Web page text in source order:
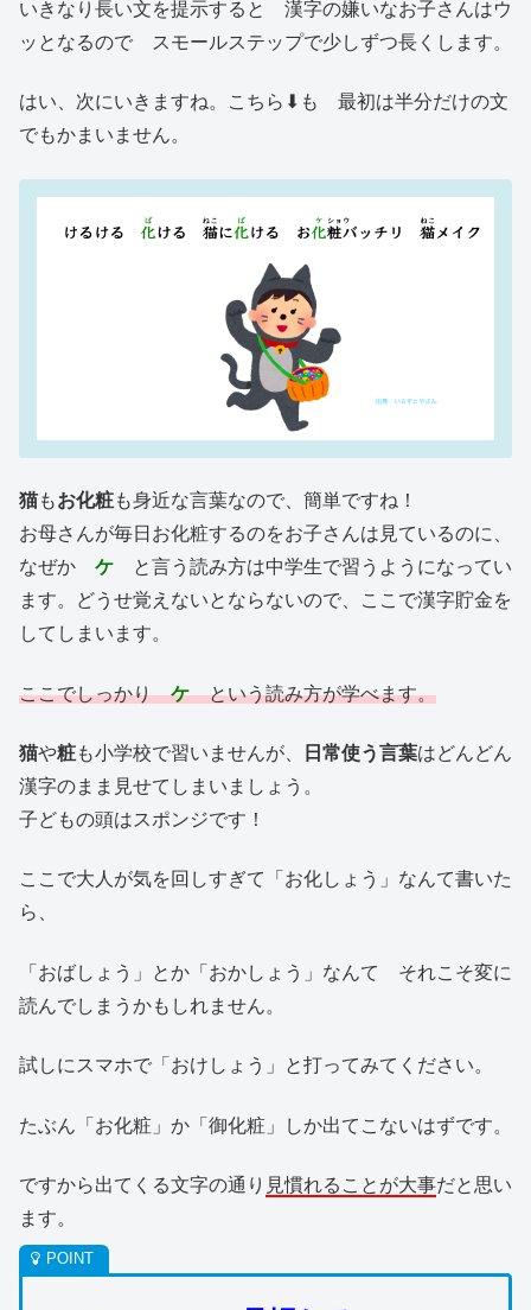
いきなり長い文を提示すると 漢字の嫌いなお子さんはウ
ッとなるので スモールステップで少しずつ長くします。
はい、次にいきますね。こちら⬇︎も 最初は半分だけの文
でもかまいません。
猫もお化粧も身近な言葉なので、簡単ですね！
お母さんが毎日お化粧するのをお子さんは見ているのに、
なぜか
ケ と言う読み方は中学生で習うようになってい
ます。どうせ覚えないとならないので、ここで漢字貯金を
してしまいます。
ここでしっかりケという読み方が学べます。
猫や粧も小学校で習いませんが、 日常使う言葉はどんどん
漢字のまま見せてしまいましょう。
子どもの頭はスポンジです！
ここで大人が気を回しすぎて「お化しょう」なんて書いた
ら、
「おばしょう」とか「おかしょう」なんて それこそ変に
読んでしまうかもしれません。
試しにスマホで「おけしょう」と打ってみてください。
たぶん「お化粧」か「御化粧」しか出てこないはずです。
ですから出てくる文字の通り 見慣れることが大事だと思い
ます。